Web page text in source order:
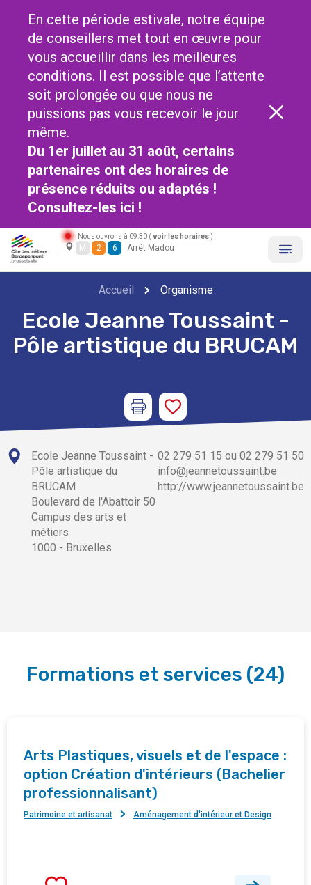
En cette période estivale, notre équipe
de conseillers met tout en œuvre pour
vous accueillir dans les meilleures
conditions. Il est possible que l’attente
soit prolongée ou que nous ne
puissions pas vous recevoir le jour
même.
Du 1er juillet au 31 août, certains
partenaires ont des horaires de
présence réduits ou adaptés !
Consultez-les ici !
Nous ouvrons à 09:30 ( voir les horaires )
M 2 6 Arrêt Madou
Accueil Organisme
Ecole Jeanne Toussaint -
Pôle artistique du BRUCAM
Ecole Jeanne Toussaint -
Pôle artistique du
BRUCAM
Boulevard de l'Abattoir 50
Campus des arts et
métiers
1000 - Bruxelles
02 279 51 15 ou 02 279 51 50
info@jeannetoussaint.be
http://www.jeannetoussaint.be
Formations et services (24)
Arts Plastiques, visuels et de l'espace :
option Création d'intérieurs (Bachelier
professionnalisant)
Patrimoine et artisanat Aménagement d'intérieur et Design